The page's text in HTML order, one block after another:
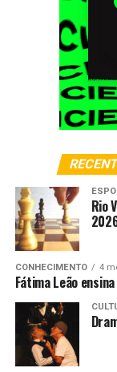
Rio
CONHECIMENTO 4
Fátima Leão